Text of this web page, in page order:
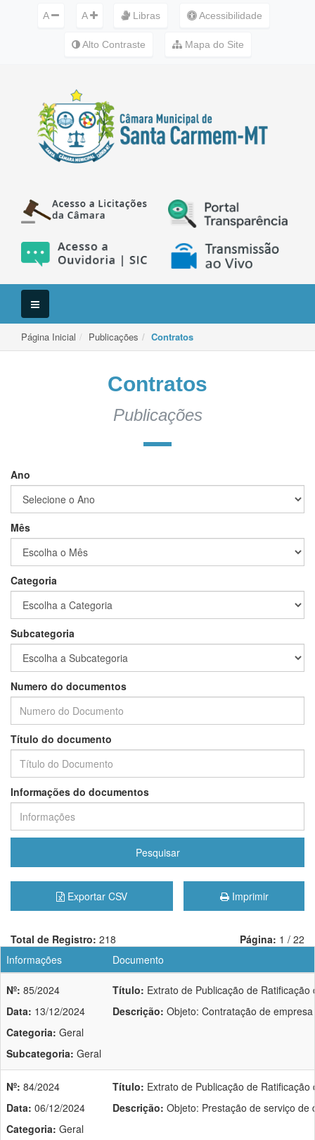
A A Libras Acessibilidade
Alto Contraste Mapa do Site
Menu
de
Navegação
Página Inicial Publicações Contratos
Contratos
Publicações
Ano
Mês
Categoria
Subcategoria
Numero do documentos
Título do documento
Informações do documentos
Pesquisar
Exportar CSV Imprimir
Total de Registro: 218 Página: 1 / 22
Informações
Documento
Nº: 85/2024
Data: 13/12/2024
Categoria: Geral
Subcategoria: Geral
Título: Extrato de Publicação de
Descrição: Objeto: Contratação de
Nº: 84/2024
Data: 06/12/2024
Categoria: Geral
Título: Extrato de Publicação de
Descrição: Objeto: Prestação de serviço